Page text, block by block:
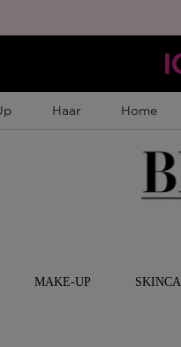
Haar Home
MAKE-UP